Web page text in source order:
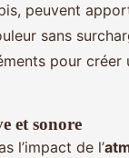
peuvent
sans
pour créer
et sonore
l’impact de l’